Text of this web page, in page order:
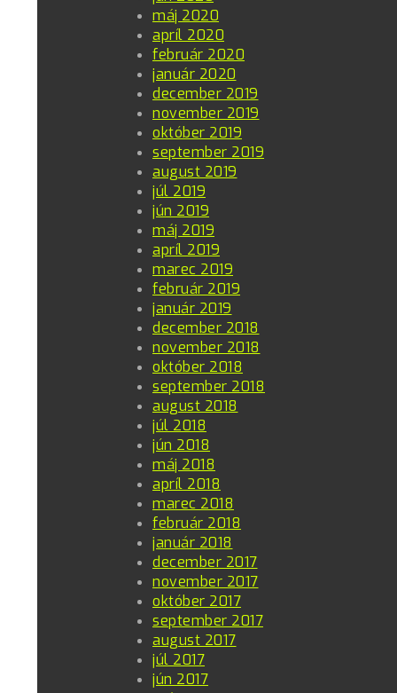
máj 2020
apríl 2020
február 2020
január 2020
december 2019
november 2019
október 2019
september 2019
august 2019
júl 2019
jún 2019
máj 2019
apríl 2019
marec 2019
február 2019
január 2019
december 2018
november 2018
október 2018
september 2018
august 2018
júl 2018
jún 2018
máj 2018
apríl 2018
marec 2018
február 2018
január 2018
december 2017
november 2017
október 2017
september 2017
august 2017
júl 2017
jún 2017